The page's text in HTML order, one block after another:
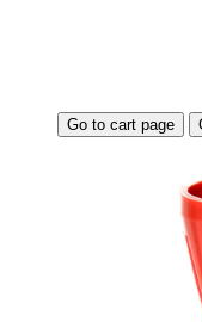
Go to cart page